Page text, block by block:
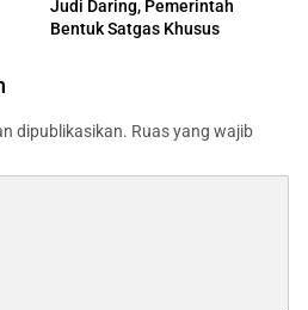
Judi Daring, Pemerintah
Bentuk Satgas Khusus
dipublikasikan. Ruas yang wajib